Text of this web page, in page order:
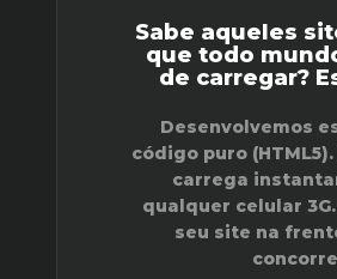
Sabe aqueles
que todo
de carregar?
Desenvolvemos
código puro
carrega
qualquer celular
seu site na